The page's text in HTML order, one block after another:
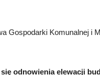
Gospodarki Komunalnej i
odnowienia elewacji